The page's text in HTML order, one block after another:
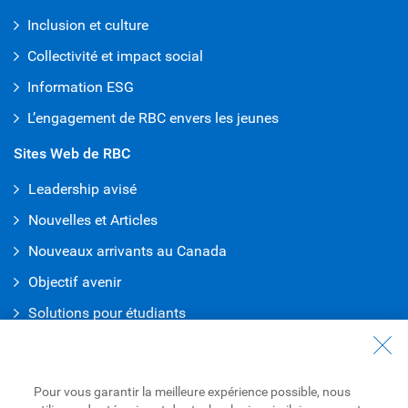
Inclusion et culture
Collectivité et impact social
Information ESG
L’engagement de RBC envers les jeunes
Sites Web de RBC
Leadership avisé
Nouvelles et Articles
Nouveaux arrivants au Canada
Objectif avenir
Solutions pour étudiants
Nous joindre
Pour vous garantir la meilleure expérience possible, nous